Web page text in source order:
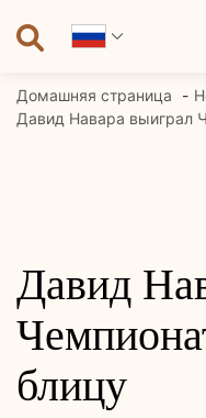
Домашняя страница
Давид Навара выиграл
Давид
блицу